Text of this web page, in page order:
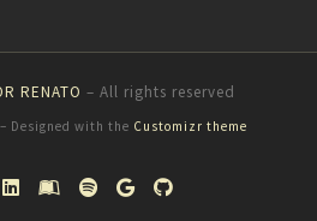
RENATO – All rights reserved
– Designed with the Customizr theme